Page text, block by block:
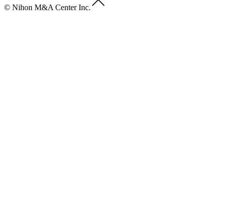
© Nihon M&A Center Inc.